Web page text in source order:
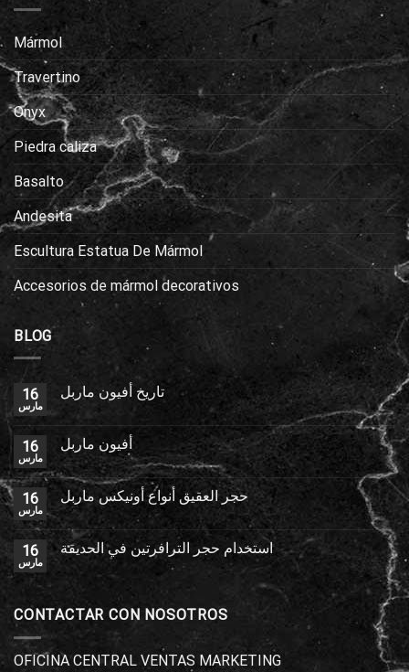
Mármol
Travertino
Onyx
Piedra caliza
Basalto
Andesita
Escultura Estatua De Mármol
Accesorios de mármol decorativos
BLOG
16
مارس
تاريخ أفيون ماربل
16
مارس
أفيون ماربل
16
مارس
حجر العقيق أنواع أونيكس ماربل
16
مارس
استخدام حجر الترافرتين في الحديقة
CONTACTAR CON NOSOTROS
OFICINA CENTRAL VENTAS MARKETING